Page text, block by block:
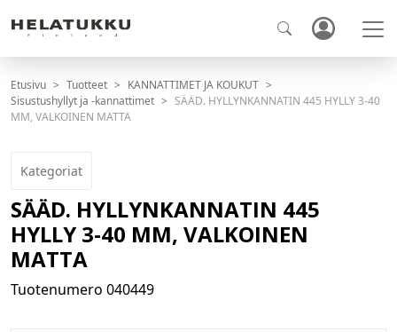
Etusivu Tuotteet
KANNATTIMET JA KOUKUT
Sisustushyllyt ja -kannattimet
SÄÄD. HYLLYNKANNATIN 445 HYLLY 3-40
MM, VALKOINEN MATTA
Kategoriat
SÄÄD. HYLLYNKANNATIN 445
HYLLY 3-40 MM, VALKOINEN
MATTA
Tuotenumero 040449